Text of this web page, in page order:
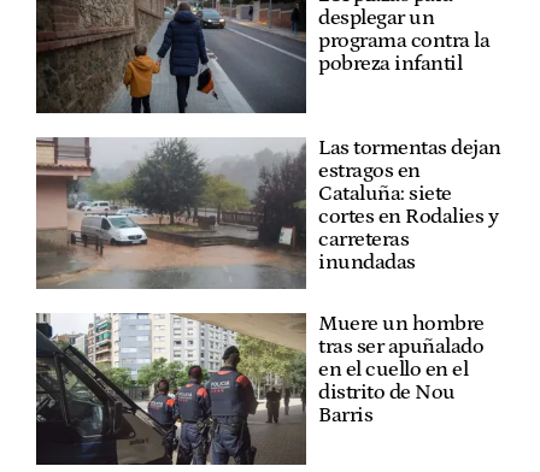
desplegar un
programa contra la
pobreza infantil
Las tormentas dejan
estragos en
Cataluña: siete
cortes en Rodalies y
carreteras
inundadas
Muere un hombre
tras ser apuñalado
en el cuello en el
distrito de Nou
Barris